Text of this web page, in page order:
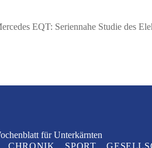
EQT: Seriennahe Studie des
für Unterkärnten
CHRONIK SPORT